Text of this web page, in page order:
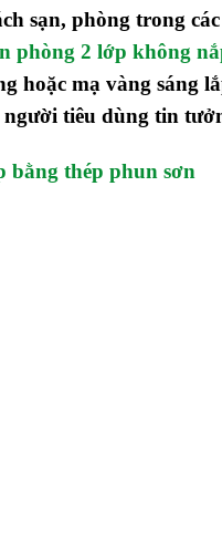
sạn, phòng trong
phòng 2 lớp không
hoặc mạ vàng sáng
tiêu dùng tin